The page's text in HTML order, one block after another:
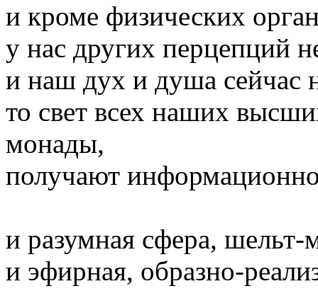
и кроме физических
у нас других перцепций
и наш дух и душа сейчас
то свет всех наших
монады,
получают
и разумная сфера, шельт-
и эфирная, образно-